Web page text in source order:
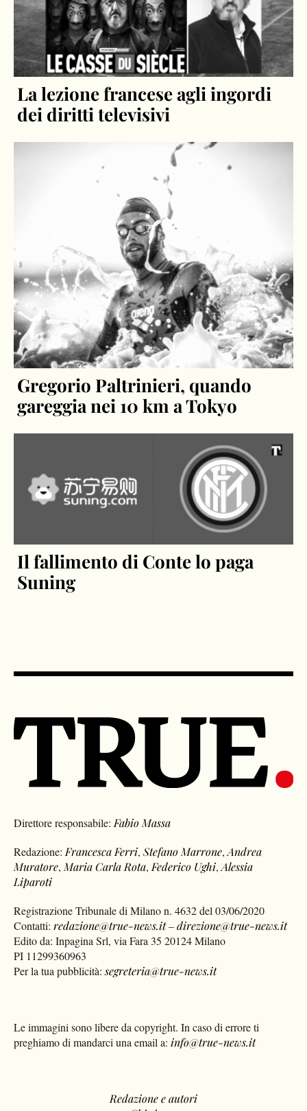
La lezione francese agli ingordi
dei diritti televisivi
Gregorio Paltrinieri, quando
gareggia nei 10 km a Tokyo
Il fallimento di Conte lo paga
Suning
Direttore responsabile: Fabio Massa
Redazione: Francesca Ferri,Stefano Marrone,Andrea
Muratore, Maria Carla Rota, Federico Ughi,Alessia
Liparoti
Registrazione Tribunale di Milano n. 4632 del 03/06/2020
Contatti:redazione@true-news.it–direzione@true-news.it
Edito da: Inpagina Srl, via Fara 35 20124 Milano
PI 11299360963
Per la tua pubblicità:segreteria@true-news.it
Le immagini sono libere da copyright. In caso di errore ti
preghiamo di mandarci una email a: info@true-news.it
Redazione e autori